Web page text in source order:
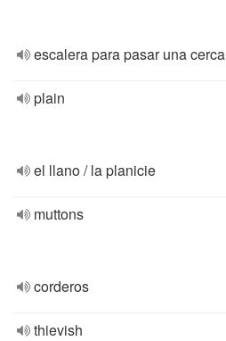
escalera para pasar una cerca
plain
el llano / la planicie
muttons
corderos
thievish